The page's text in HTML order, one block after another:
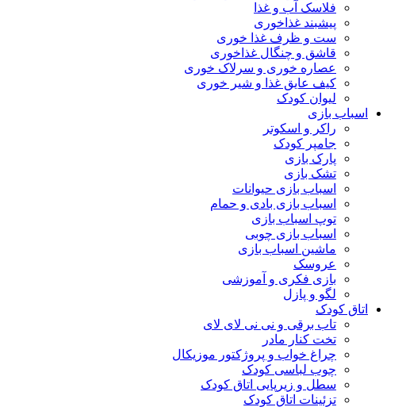
فلاسک آب و غذا
پیشبند غذاخوری
ست و ظرف غذا خوری
قاشق و چنگال غذاخوری
عصاره خوری و سرلاک خوری
کیف عایق غذا و شیر خوری
لیوان کودک
اسباب بازی
راکر و اسکوتر
جامپر کودک
پارک بازی
تشک بازی
اسباب بازی حیوانات
اسباب بازی بادی و حمام
توپ اسباب بازی
اسباب بازی چوبی
ماشین اسباب بازی
عروسک
بازی فکری و آموزشی
لگو و پازل
اتاق کودک
تاب برقی و نی نی لای لای
تخت کنار مادر
چراغ خواب و پروژکتور موزیکال
چوب لباسی کودک
سطل و زیرپایی اتاق کودک
تزئینات اتاق کودک